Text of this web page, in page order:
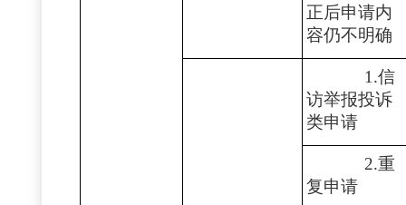
正后申请内
容仍不明确
1.信
访举报投诉
类申请
2.重
复申请